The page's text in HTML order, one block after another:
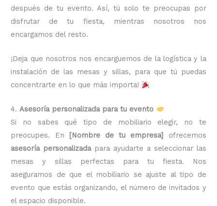
después de tu evento. Así, tú solo te preocupas por
disfrutar de tu fiesta, mientras nosotros nos
encargamos del resto.
¡Deja que nosotros nos encarguemos de la logística y la
instalación de las mesas y sillas, para que tú puedas
concentrarte en lo que más importa!
4.Asesoría personalizada para tu evento
Si no sabes qué tipo de mobiliario elegir, no te
preocupes. En
[Nombre de tu empresa]
ofrecemos
asesoría personalizadapara ayudarte a seleccionar las
mesas y sillas perfectas para tu fiesta. Nos
aseguramos de que el mobiliario se ajuste al tipo de
evento que estás organizando, el número de invitados y
el espacio disponible.